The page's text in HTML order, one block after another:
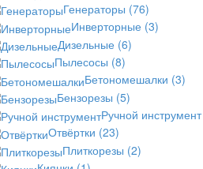
Генераторы (76)
Инверторные (3)
Дизельные (6)
Пылесосы (8)
Бетономешалки (3)
Бензорезы (5)
Ручной инструмент
Отвёртки (23)
Плиткорезы (2)